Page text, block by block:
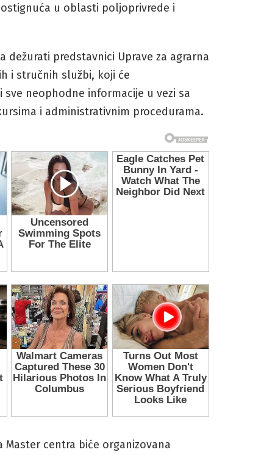
u oblasti poljoprivrede i
dežurati predstavnici Uprave za agrarna
i stručnih službi, koji će
neophodne informacije u vezi sa
i administrativnim procedurama.
centra biće organizovana